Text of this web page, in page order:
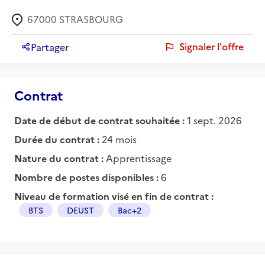
67000 STRASBOURG
Partager Signaler l'offre
Contrat
Date de début de contrat souhaitée :1 sept. 2026
Durée du contrat : 24 mois
Nature du contrat : Apprentissage
Nombre de postes disponibles :6
Niveau de formation visé en fin de contrat :
BTS DEUST Bac+2